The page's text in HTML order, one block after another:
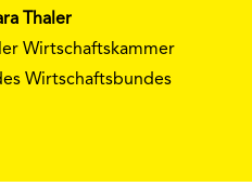
Thaler
Wirtschaftskammer
Wirtschaftsbundes